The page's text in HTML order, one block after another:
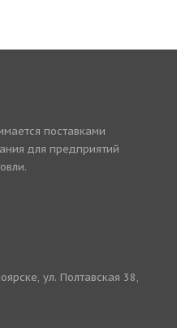
поставками
для предприятий
ул. Полтавская 38,